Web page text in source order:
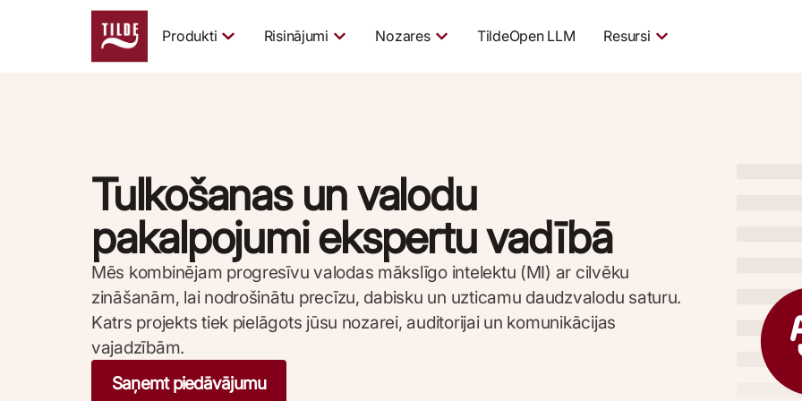
Produkti Risinājumi Nozares TildeOpen LLM Resursi
Tulkošanas un valodu
pakalpojumi ekspertu vadībā
Mēs kombinējam progresīvu valodas mākslīgo intelektu (MI) ar cilvēku
zināšanām, lai nodrošinātu precīzu, dabisku un uzticamu daudzvalodu saturu.
Katrs projekts tiek pielāgots jūsu nozarei, auditorijai un komunikācijas
vajadzībām.
Saņemt piedāvājumu